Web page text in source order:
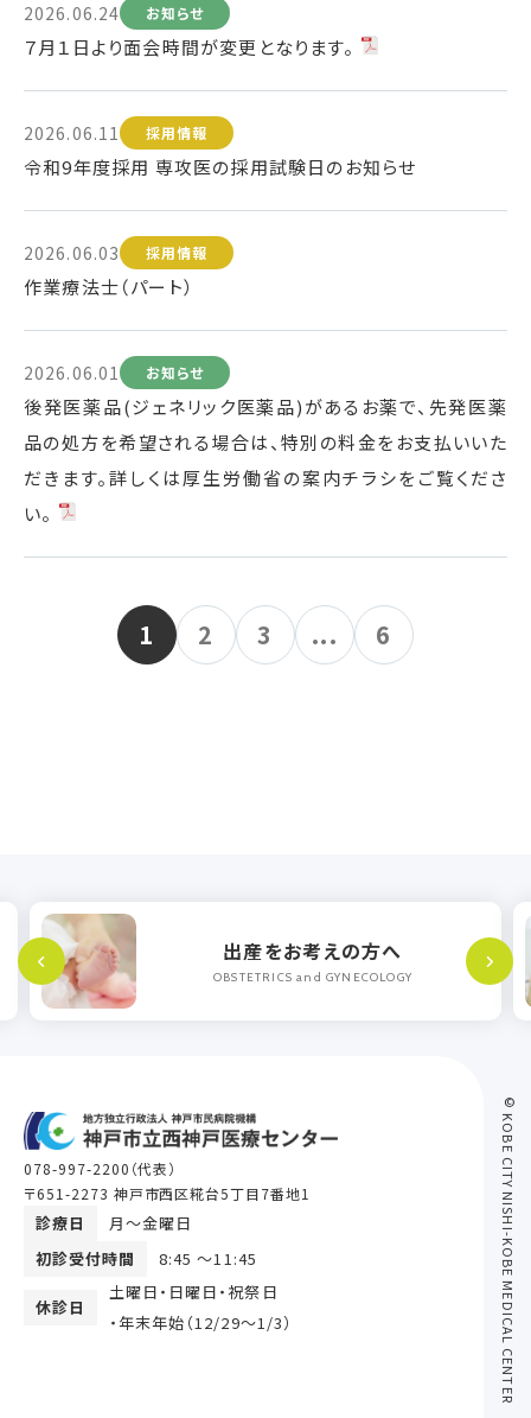
2026.06.24 お知らせ
７月１日より面会時間が変更となります。
2026.06.11 採用情報
令和9年度採用 専攻医の採用試験日のお知らせ
2026.06.03 採用情報
作業療法士（パート）
2026.06.01 お知らせ
後発医薬品(ジェネリック医薬品)があるお薬で、先発医薬
品の処方を希望される場合は、特別の料金をお支払いいた
だきます。詳しくは厚生労働省の案内チラシをご覧くださ
い。
1 2 3 ... 6
出産をお考えの方へ
OBSTETRICS and GYNECOLOGY
© KOBE CITY NISHI-KOBE MEDICAL CENTER
078-997-2200 （代表）
〒651-2273 神戸市西区糀台5丁目7番地1
診療日
月〜金曜日
初診受付時間
8:45 ～11:45
休診日
土曜日・日曜日・祝祭日
・年末年始（12/29〜1/3）